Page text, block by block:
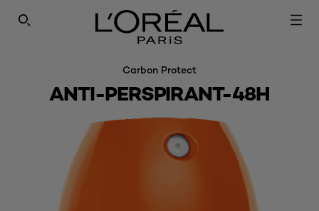
SEARCH THIS SITE
Carbon Protect
ANTI-PERSPIRANT-48H